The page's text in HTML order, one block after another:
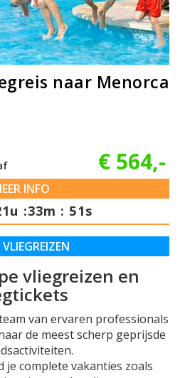
naar Menorca
€ 564,-
INFO
:33m : 50s
VLIEGREIZEN
vliegreizen en
van ervaren professionals
de meest scherp geprijsde
je complete vakanties zoals